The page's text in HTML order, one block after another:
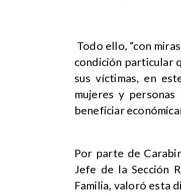
Todo ello, “con
condición particular
sus víctimas, en
mujeres y
beneficiar
Por parte de
Jefe de la Sección
Familia, valoró esta